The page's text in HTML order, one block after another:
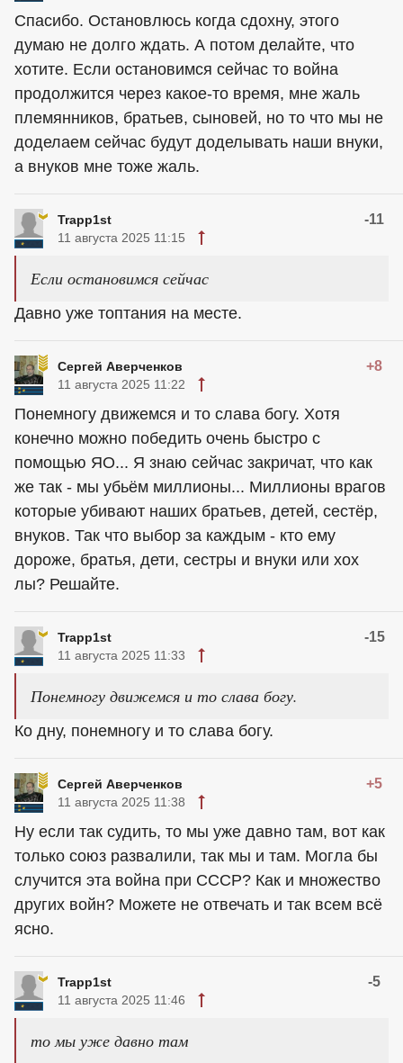
Спасибо. Остановлюсь когда сдохну, этого
думаю не долго ждать. А потом делайте, что
хотите. Если остановимся сейчас то война
продолжится через какое-то время, мне жаль
племянников, братьев, сыновей, но то что мы не
доделаем сейчас будут доделывать наши внуки,
а внуков мне тоже жаль.
Trapp1st -11
11 августа 2025 11:15
Если остановимся сейчас
Давно уже топтания на месте.
Сергей Аверченков +8
11 августа 2025 11:22
Понемногу движемся и то слава богу. Хотя
конечно можно победить очень быстро с
помощью ЯО... Я знаю сейчас закричат, что как
же так - мы убьём миллионы... Миллионы врагов
которые убивают наших братьев, детей, сестёр,
внуков. Так что выбор за каждым - кто ему
дороже, братья, дети, сестры и внуки или хох
лы? Решайте.
Trapp1st -15
11 августа 2025 11:33
Понемногу движемся и то слава богу.
Ко дну, понемногу и то слава богу.
Сергей Аверченков +5
11 августа 2025 11:38
Ну если так судить, то мы уже давно там, вот как
только союз развалили, так мы и там. Могла бы
случится эта война при СССР? Как и множество
других войн? Можете не отвечать и так всем всё
ясно.
Trapp1st -5
11 августа 2025 11:46
то мы уже давно там